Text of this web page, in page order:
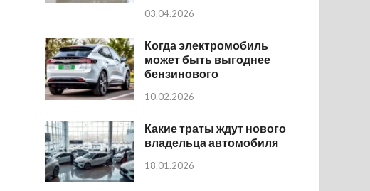
03.04.2026
Когда электромобиль
может быть выгоднее
бензинового
10.02.2026
Какие траты ждут нового
владельца автомобиля
18.01.2026